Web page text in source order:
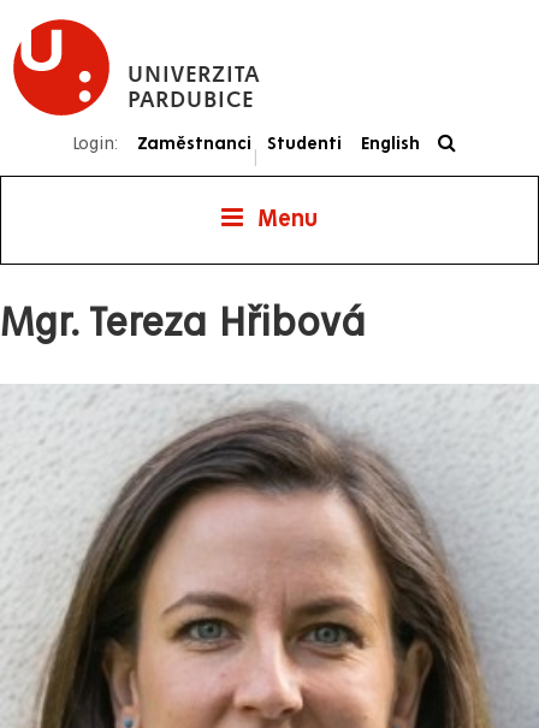
Přejít
hlavnímu
UNIVERZITA
PARDUBICE
Login: Zaměstnanci
|
Studenti English
Menu
Mgr. Tereza Hřibová